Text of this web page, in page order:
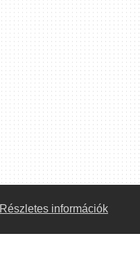
Részletes információk